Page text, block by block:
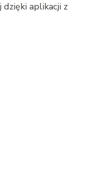
dzięki aplikacji z